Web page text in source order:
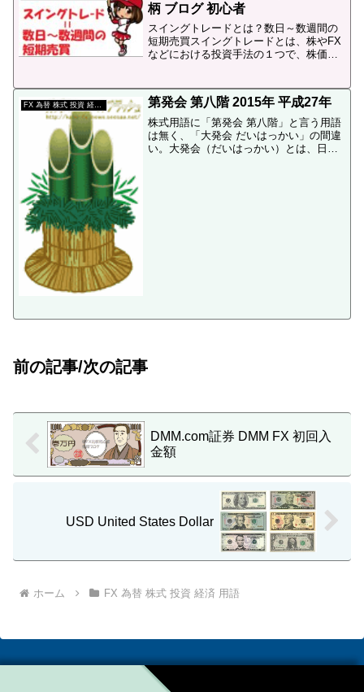
柄 ブログ 初心者
スイングトレードとは？数日～数週間の
短期売買スイングトレードとは、株やFX
などにおける投資手法の１つで、株価や
ートの様に上がり始めに買い、下がり始
めに売り利益を出します...
第発会 第八階 2015年 平成27年
株式用語に「第発会 第八階」と言う用語
は無く、「大発会 だいはっかい」の間違
い。大発会（だいはっかい）とは、日本
前の記事/次の記事
DMM.com証券 DMM FX 初回入
金額
USD United States Dollar
ホーム FX 為替 株式 投資 経済 用語